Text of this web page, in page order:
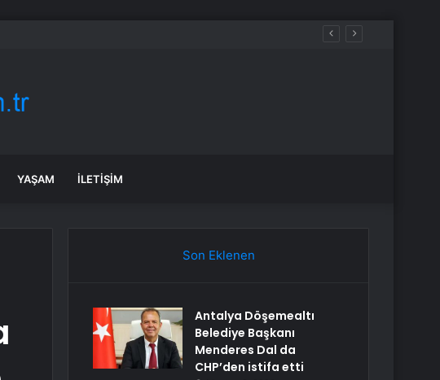
havada kaldılar
YAŞAM İLETIŞIM
Son Eklenen
Antalya Döşemealtı
Belediye Başkanı
Menderes Dal da
CHP’den istifa etti